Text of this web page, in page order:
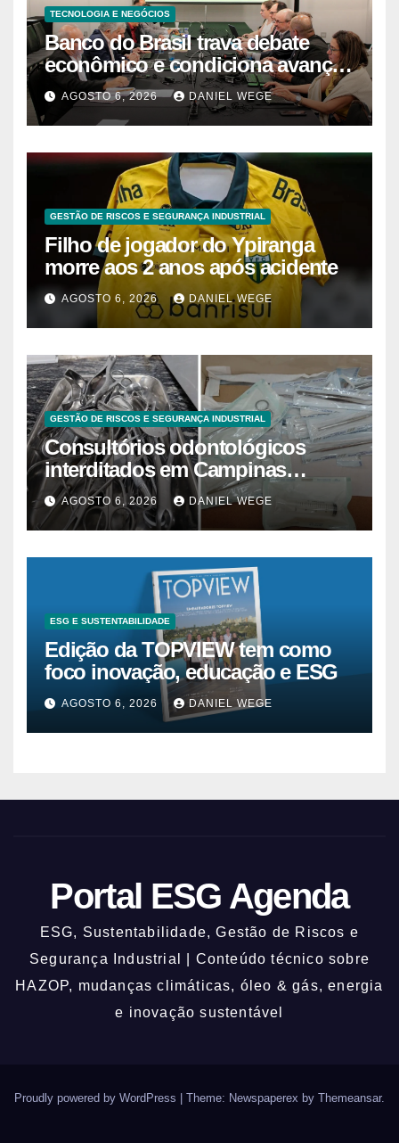
TECNOLOGIA E NEGÓCIOS
Banco do Brasil trava debate
econômico e condiciona avanços
à decisão da Fenaban | Contec
Brasil
AGOSTO 6, 2026 DANIEL WEGE
GESTÃO DE RISCOS E SEGURANÇA INDUSTRIAL
Filho de jogador do Ypiranga
morre aos 2 anos após acidente
AGOSTO 6, 2026 DANIEL WEGE
GESTÃO DE RISCOS E SEGURANÇA INDUSTRIAL
Consultórios odontológicos
interditados em Campinas
superam 2025
AGOSTO 6, 2026 DANIEL WEGE
ESG E SUSTENTABILIDADE
Edição da TOPVIEW tem como
foco inovação, educação e ESG
AGOSTO 6, 2026 DANIEL WEGE
Portal ESG Agenda
ESG, Sustentabilidade, Gestão de Riscos e
Segurança Industrial | Conteúdo técnico sobre
HAZOP, mudanças climáticas, óleo & gás, energia
e inovação sustentável
Proudly powered by WordPress | Theme: Newspaperex by Themeansar.